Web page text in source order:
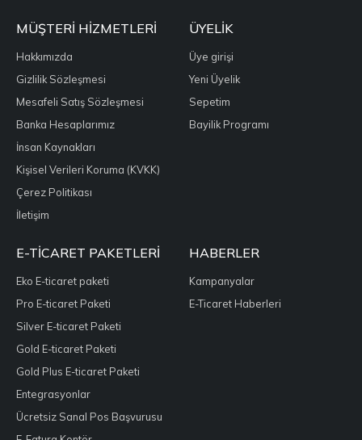
MÜŞTERI HIZMETLERI
Hakkımızda
Gizlilik Sözleşmesi
Mesafeli Satış Sözleşmesi
Banka Hesaplarımız
İnsan Kaynakları
Kişisel Verileri Koruma (KVKK)
Çerez Politikası
İletişim
ÜYELIK
Üye girişi
Yeni Üyelik
Sepetim
Bayilik Programı
E-TICARET PAKETLERI
Eko E-ticaret paketi
Pro E-ticaret Paketi
Silver E-ticaret Paketi
Gold E-ticaret Paketi
Gold Plus E-ticaret Paketi
Entegrasyonlar
Ücretsiz Sanal Pos Başvurusu
HABERLER
Kampanyalar
E-Ticaret Haberleri